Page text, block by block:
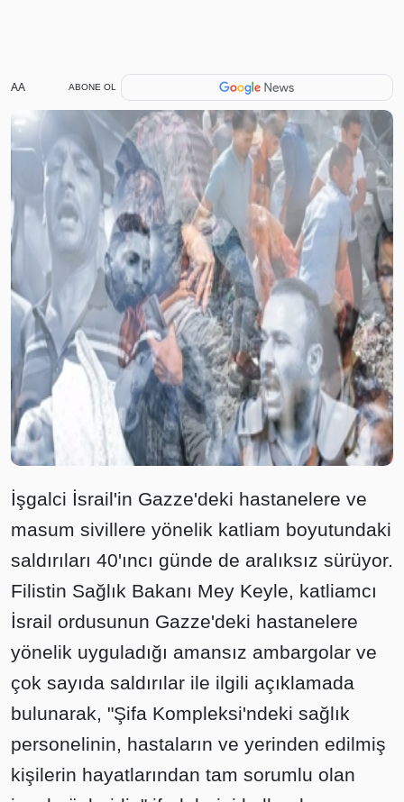
AA ABONE OL
İşgalci İsrail'in Gazze'deki hastanelere ve
masum sivillere yönelik katliam boyutundaki
saldırıları 40'ıncı günde de aralıksız sürüyor.
Filistin Sağlık Bakanı Mey Keyle, katliamcı
İsrail ordusunun Gazze'deki hastanelere
yönelik uyguladığı amansız ambargolar ve
çok sayıda saldırılar ile ilgili açıklamada
bulunarak, "Şifa Kompleksi'ndeki sağlık
personelinin, hastaların ve yerinden edilmiş
kişilerin hayatlarından tam sorumlu olan